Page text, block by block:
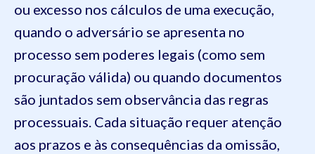
ou excesso nos cálculos de uma execução,
quando o adversário se apresenta no
processo sem poderes legais (como sem
procuração válida) ou quando documentos
são juntados sem observância das regras
processuais. Cada situação requer atenção
aos prazos e às consequências da omissão,